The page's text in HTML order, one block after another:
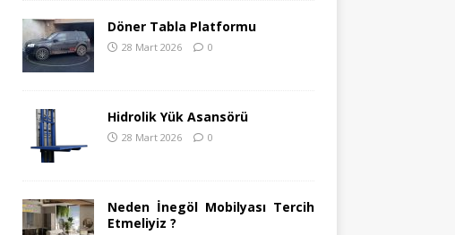
Döner Tabla Platformu
28 Mart 2026 0
Hidrolik Yük Asansörü
28 Mart 2026 0
Neden İnegöl Mobilyası Tercih
Etmeliyiz ?